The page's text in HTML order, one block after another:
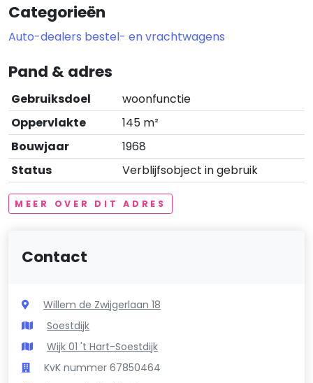
Categorieën
Auto-dealers bestel- en vrachtwagens
Pand & adres
Gebruiksdoel
woonfunctie
Oppervlakte
145 m²
Bouwjaar
1968
Status
Verblijfsobject in gebruik
MEER OVER DIT ADRES
Contact
Willem de Zwijgerlaan 18
Soestdijk
Wijk 01 't Hart-Soestdijk
KvK nummer 67850464